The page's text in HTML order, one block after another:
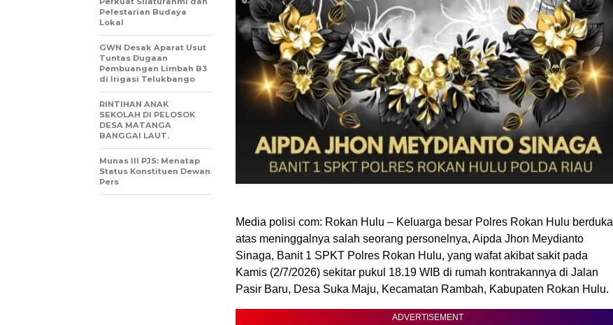
Media polisi com: Rokan Hulu – Keluarga besar Polres Rokan Hulu berduka
atas meninggalnya salah seorang personelnya, Aipda Jhon Meydianto
Sinaga, Banit 1 SPKT Polres Rokan Hulu, yang wafat akibat sakit pada
Kamis (2/7/2026) sekitar pukul 18.19 WIB di rumah kontrakannya di Jalan
Pasir Baru, Desa Suka Maju, Kecamatan Rambah, Kabupaten Rokan Hulu.
ADVERTISEMENT
Pelestarian Budaya
Lokal
GWN Desak Aparat Usut
Tuntas Dugaan
Pembuangan Limbah B3
di Irigasi Telukbango
RINTIHAN ANAK
SEKOLAH DI PELOSOK
DESA MATANGA
BANGGAI LAUT.
Munas III PJS: Menatap
Status Konstituen Dewan
Pers